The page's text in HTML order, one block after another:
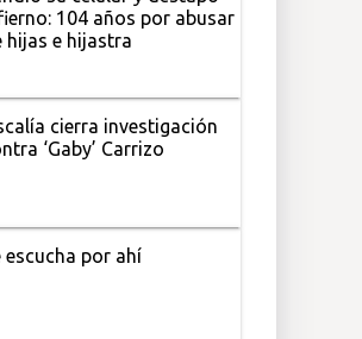
104 años por abusar
hijas e hijastra
cierra investigación
‘Gaby’ Carrizo
escucha por ahí